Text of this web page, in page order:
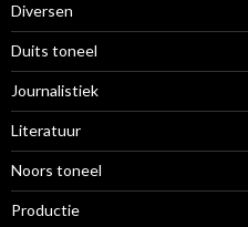
Diversen
Duits toneel
Journalistiek
Literatuur
Noors toneel
Productie